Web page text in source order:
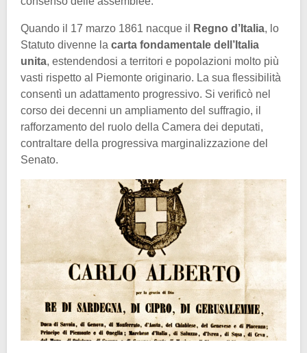
Quando il 17 marzo 1861 nacque il Regno d’Italia, lo
Statuto divenne la carta fondamentale dell’Italia
unita, estendendosi a territori e popolazioni molto più
vasti rispetto al Piemonte originario. La sua flessibilità
consentì un adattamento progressivo. Si verificò nel
corso dei decenni un ampliamento del suffragio, il
rafforzamento del ruolo della Camera dei deputati,
contraltare della progressiva marginalizzazione del
Senato.